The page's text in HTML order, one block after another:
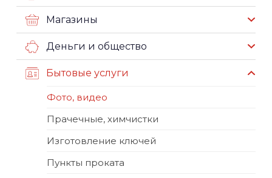
Магазины
Деньги и общество
Бытовые услуги
Фото, видео
Прачечные, химчистки
Изготовление ключей
Пункты проката